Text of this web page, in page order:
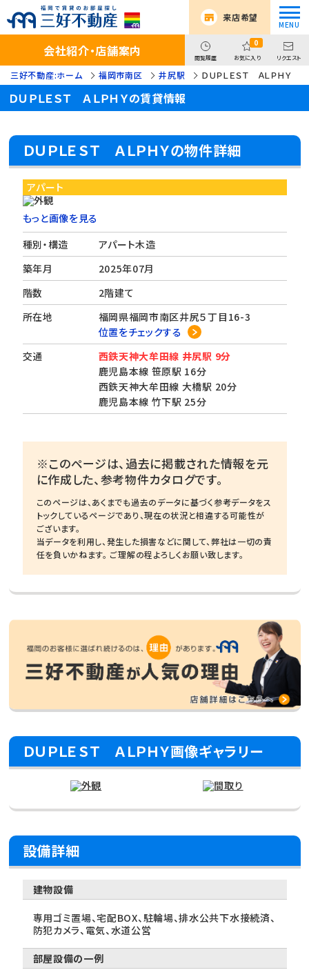
来店希望
会社紹介・店舗案内 閲覧履歴
0
お気に入り リクエスト
三好不動産:ホーム 福岡市南区 井尻駅 ＤＵＰＬＥＳＴ ＡＬＰＨＹ
ＤＵＰＬＥＳＴ ＡＬＰＨＹの賃貸情報
ＤＵＰＬＥＳＴ ＡＬＰＨＹの物件詳細
アパート
もっと画像を見る
種別・構造
アパート木造
築年月
2025年07月
階数
2階建て
所在地
福岡県福岡市南区井尻５丁目16-3
位置をチェックする
交通
西鉄天神大牟田線 井尻駅 9分
鹿児島本線 笹原駅 16分
西鉄天神大牟田線 大橋駅 20分
鹿児島本線 竹下駅 25分
※このページは、過去に掲載された情報を元
に作成した、参考物件カタログです。
このページは、あくまでも過去のデータに基づく参考データをス
トックしているページであり、現在の状況と相違する可能性が
ございます。
当データを利用し、発生した損害などに関して、弊社は一切の責
任を負いかねます。 ご理解の程よろしくお願い致します。
ＤＵＰＬＥＳＴ ＡＬＰＨＹ画像ギャラリー
設備詳細
建物設備
専用ゴミ置場、宅配BOX、駐輪場、排水公共下水接続済、
防犯カメラ、電気、水道公営
部屋設備の一例